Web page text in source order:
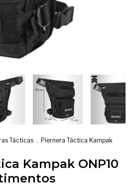
Tácticas . Piernera Táctica Kampak
Kampak ONP10